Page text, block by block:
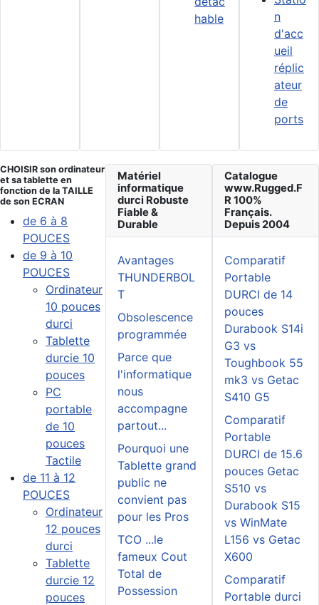
hable
n
d'acc
ueil
réplic
ateur
de
ports
CHOISIR son ordinateur
et sa tablette en
fonction de la TAILLE
de son ECRAN
de 6 à 8
POUCES
de 9 à 10
POUCES
Ordinateur
10 pouces
durci
Tablette
durcie 10
pouces
PC
portable
de 10
pouces
Tactile
de 11 à 12
POUCES
Ordinateur
12 pouces
durci
Tablette
durcie 12
pouces
Matériel
informatique
durci Robuste
Fiable &
Durable
Avantages
THUNDERBOL
T
Obsolescence
programmée
Parce que
l'informatique
nous
accompagne
partout...
Pourquoi une
Tablette grand
public ne
convient pas
pour les Pros
TCO ...le
fameux Cout
Total de
Possession
Catalogue
www.Rugged.F
R 100%
Français.
Depuis 2004
Comparatif
Portable
DURCI de 14
pouces
Durabook S14i
G3 vs
Toughbook 55
mk3 vs Getac
S410 G5
Comparatif
Portable
DURCI de 15.6
pouces Getac
S510 vs
Durabook S15
vs WinMate
L156 vs Getac
X600
Comparatif
Portable durci